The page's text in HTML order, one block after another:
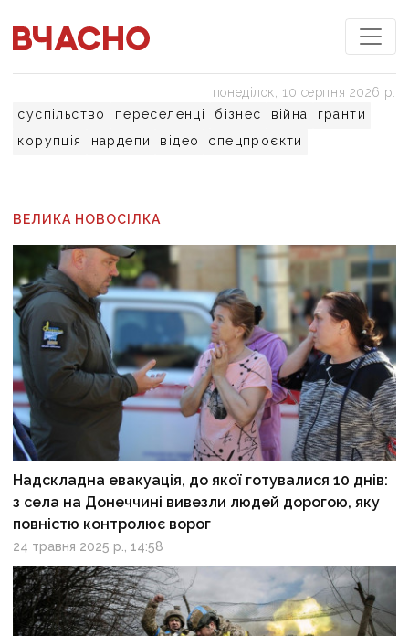
суспільство переселенці бізнес війна
гранти
корупція
нардепи відео спецпроєкти
понеділок, 10 серпня 2026 р.
ВЕЛИКА НОВОСІЛКА
Надскладна евакуація, до якої готувалися 10 днів:
з села на Донеччині вивезли людей дорогою, яку
повністю контролює ворог
24 травня 2025 р., 14:58